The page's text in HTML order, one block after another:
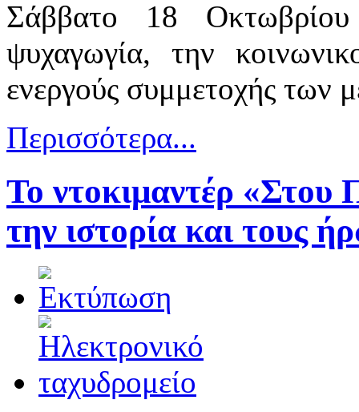
Σάββατο 18
ψυχαγωγία, την
ενεργούς συμμετοχής των
Περισσότερα...
Το ντοκιμαντέρ «Στου
την ιστορία και τους